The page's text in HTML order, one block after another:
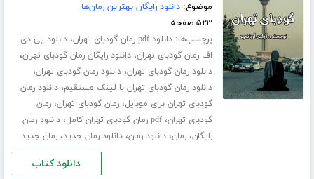
موضوع:دانلود رایگان بهترین رمان‌ها
۵۲۳ صفحه
برچسب‌ها:دانلود pdf رمان گودبای تهران ،دانلود پی دی
اف رمان گودبای تهران،دانلود رایگان رمان گودبای تهران،
دانلود رمان گودبای تهران،دانلود رمان گودبای تهران،
دانلود رمان گودبای تهران با لینک مستقیم،دانلود رمان
گودبای تهران برای موبایل،رمان گودبای تهران،رمان
گودبای تهران،pdf رمان گودبای تهران کامل ،دانلود رمان
رایگان،رمان،دانلود رمان،دانلود رمان جدید،رمان جدید
دانلود کتاب